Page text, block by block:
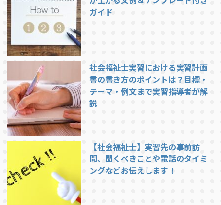
ガイド
社会福祉士実習における実習計画
書の書き方のポイントは？目標・
テーマ・例文まで実習指導者が解
説
【社会福祉士】実習先の事前訪
問、聞くべきことや電話のタイミ
ングなどお伝えします！